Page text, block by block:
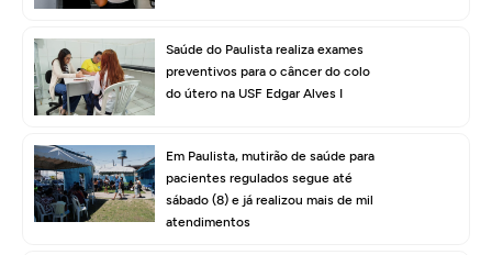
Saúde do Paulista realiza exames
preventivos para o câncer do colo
do útero na USF Edgar Alves I
Em Paulista, mutirão de saúde para
pacientes regulados segue até
sábado (8) e já realizou mais de mil
atendimentos